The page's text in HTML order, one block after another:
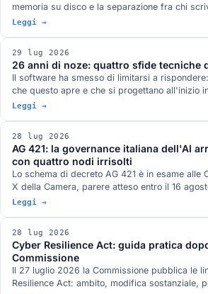
memoria su disco e la separazione fra chi
paper di aprile propone di sostituire il ciclo con
conversazioni per condizione, e trova
Anthropic quantifica il conto: 4 volte i token di
agente, 15 per un sistema multi-agente.
Leggi →
29 lug 2026
26 anni di noze: quattro sfide tecniche
Il software ha smesso di limitarsi a
che questo apre e che si progettano all'inizio
dopo: chi autorizza gli agenti, portare il
Leggi →
28 lug 2026
AG 421: la governance italiana dell'AI
con quattro nodi irrisolti
Lo schema di decreto AG 421 è in esame alle
X della Camera, parere atteso entro il 16
poteri fra sei autorità e disciplina formazione,
24 luglio.
Leggi →
28 lug 2026
Cyber Resilience Act: guida pratica
Commissione
Il 27 luglio 2026 la Commissione pubblica le
Resilience Act: ambito, modifica sostanziale,